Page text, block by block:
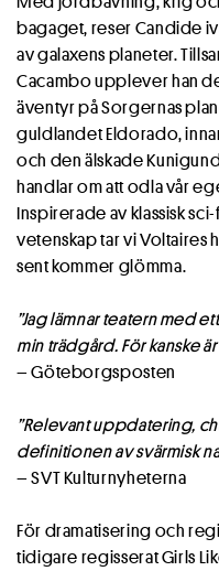
bagaget, reser Candide
av galaxens planeter.
Cacambo upplever han
äventyr på Sorgernas
guldlandet Eldorado,
och den älskade
handlar om att odla vår
Inspirerade av klassisk
vetenskap tar vi Voltaires
sent kommer glömma.
”Jag lämnar teatern med
min trädgård. För kanske
– Göteborgsposten
”Relevant uppdatering,
definitionen av svärmisk
– SVT Kulturnyheterna
För dramatisering och
tidigare regisserat Girls